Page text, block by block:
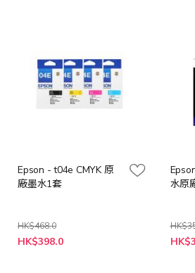
Epson - t04e CMYK 原
廠墨水1套
HK$468.0
特
殊
HK$398.0
水原
特
殊